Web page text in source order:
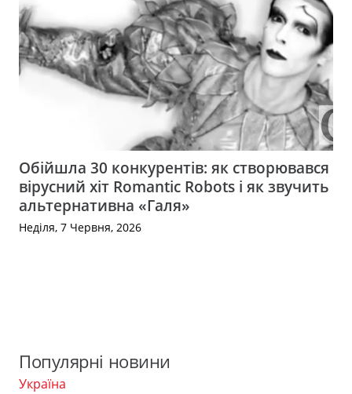
Обійшла 30 конкурентів: як створювався
вірусний хіт Romantic Robots і як звучить
альтернативна «Галя»
Неділя, 7 Червня, 2026
Популярні новини
Україна